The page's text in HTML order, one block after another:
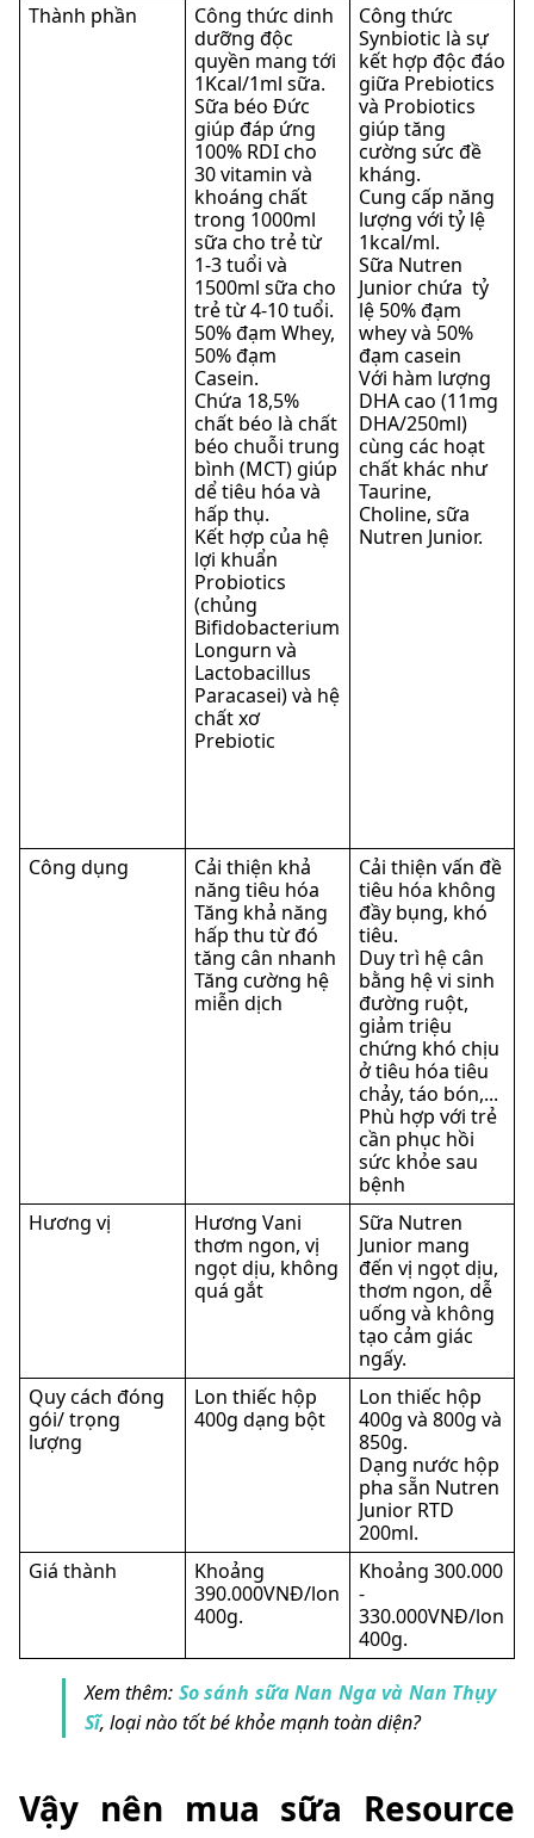
Thành phần
Công thức dinh
dưỡng độc
quyền mang tới
1Kcal/1ml sữa.
Sữa béo Đức
giúp đáp ứng
100% RDI cho
30 vitamin và
khoáng chất
trong 1000ml
sữa cho trẻ từ
1-3 tuổi và
1500ml sữa cho
trẻ từ 4-10 tuổi.
50% đạm Whey,
50% đạm
Casein.
Chứa 18,5%
chất béo là chất
béo chuỗi trung
bình (MCT) giúp
dể tiêu hóa và
hấp thụ.
Kết hợp của hệ
lợi khuẩn
Probiotics
(chủng
Bifidobacterium
Longurn và
Lactobacillus
Paracasei) và hệ
chất xơ
Prebiotic
Công thức
Synbiotic là sự
kết hợp độc đáo
giữa Prebiotics
và Probiotics
giúp tăng
cường sức đề
kháng.
Cung cấp năng
lượng với tỷ lệ
1kcal/ml.
Sữa Nutren
Junior chứa tỷ
lệ 50% đạm
whey và 50%
đạm casein
Với hàm lượng
DHA cao (11mg
DHA/250ml)
cùng các hoạt
chất khác như
Taurine,
Choline, sữa
Nutren Junior.
Công dụng
Cải thiện khả
năng tiêu hóa
Tăng khả năng
hấp thu từ đó
tăng cân nhanh
Tăng cường hệ
miễn dịch
Cải thiện vấn đề
tiêu hóa không
đầy bụng, khó
tiêu.
Duy trì hệ cân
bằng hệ vi sinh
đường ruột,
giảm triệu
chứng khó chịu
ở tiêu hóa tiêu
chảy, táo bón,...
Phù hợp với trẻ
cần phục hồi
sức khỏe sau
bệnh
Hương vị
Hương Vani
thơm ngon, vị
ngọt dịu, không
quá gắt
Sữa Nutren
Junior mang
đến vị ngọt dịu,
thơm ngon, dễ
uống và không
tạo cảm giác
ngấy.
Quy cách đóng
gói/ trọng
lượng
Lon thiếc hộp
400g dạng bột
Lon thiếc hộp
400g và 800g và
850g.
Dạng nước hộp
pha sẵn Nutren
Junior RTD
200ml.
Giá thành
Khoảng
390.000VNĐ/lon
400g.
Khoảng 300.000
-
330.000VNĐ/lon
400g.
Xem thêm: So sánh sữa Nan Nga và Nan Thụy
Sĩ, loại nào tốt bé khỏe mạnh toàn diện?
Vậy nên mua sữa Resource